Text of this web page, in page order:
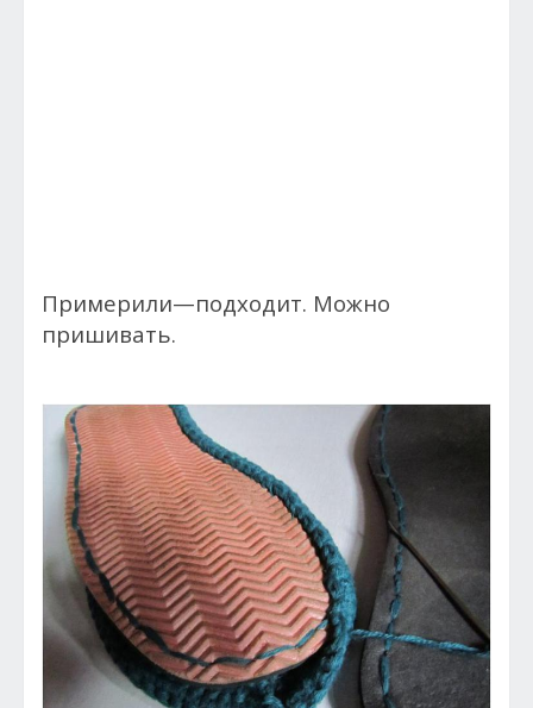
Примерили—подходит. Можно
пришивать.